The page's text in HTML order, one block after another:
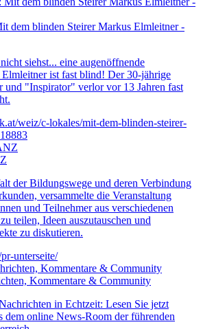
dem blinden Steirer Markus Elmleitner -
siehst... eine augenöffnende
ist fast blind! Der 30-jährige
und "Inspirator" verlor vor 13 Jahren fast
weiz/c-lokales/mit-dem-blinden-steirer-
der Bildungswege und deren Verbindung
versammelte die Veranstaltung
und Teilnehmer aus verschiedenen
teilen, Ideen auszutauschen und
zu diskutieren.
unterseite/
Kommentare & Community
in Echtzeit: Lesen Sie jetzt
dem online News-Room der führenden